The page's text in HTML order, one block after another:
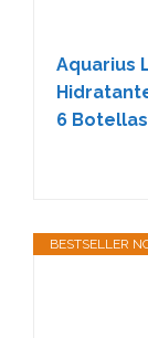
Aquarius
6 Botellas
BESTSELLER